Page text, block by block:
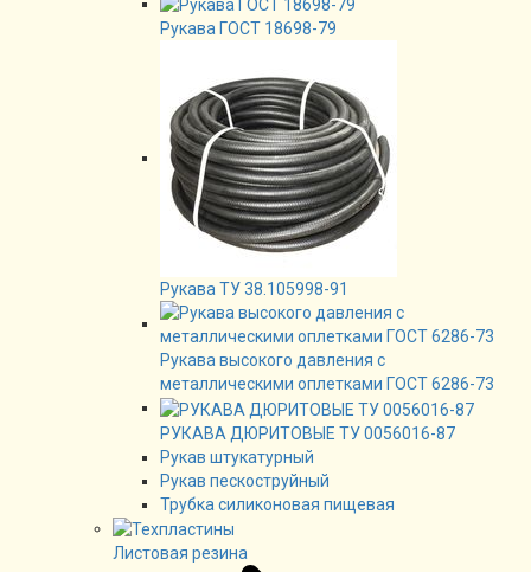
Рукава ГОСТ 18698-79
Рукава ТУ 38.105998-91
Рукава высокого давления с
металлическими оплетками ГОСТ 6286-73
РУКАВА ДЮРИТОВЫЕ ТУ 0056016-87
Рукав штукатурный
Рукав пескоструйный
Трубка силиконовая пищевая
Листовая резина